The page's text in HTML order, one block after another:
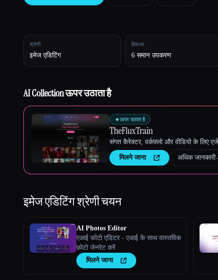
श्रेणी
इमेज एडिटिंग
विकल्प
6 समान उपकरण
AI Collection ऊपर उठाता है
★ऊपर उठाता है
TheFluxTrain
संगत कैरेक्टर, वर्कफ़्लो और वीडियो के लिए
मिलने जाना अधिक जानकारी
इमेज एडिटिंगश्रेणी चयन
AI Photos Editor
एआई फ़ोटो एडिटर - एआई के साथ वास्तविक
फ़ोटो जेनरेट करें
मिलने जाना